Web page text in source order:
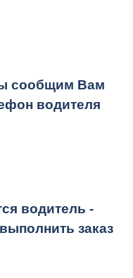
сообщим Вам
водителя
водитель -
заказ